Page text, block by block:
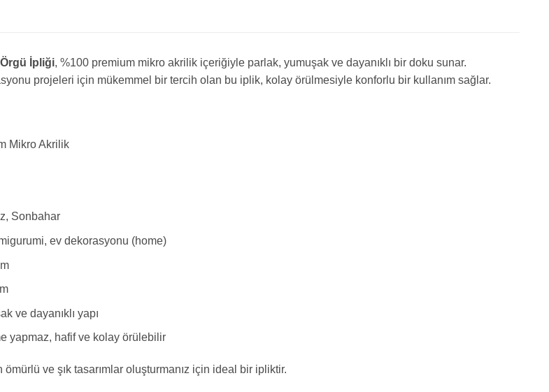
İpliği, %100 premium mikro akrilik içeriğiyle parlak, yumuşak ve dayanıklı bir doku sunar.
projeleri için mükemmel bir tercih olan bu iplik, kolay örülmesiyle konforlu bir kullanım sağlar.
Mikro Akrilik
Sonbahar
ev dekorasyonu (home)
ve dayanıklı yapı
yapmaz, hafif ve kolay örülebilir
ve şık tasarımlar oluşturmanız için ideal bir ipliktir.